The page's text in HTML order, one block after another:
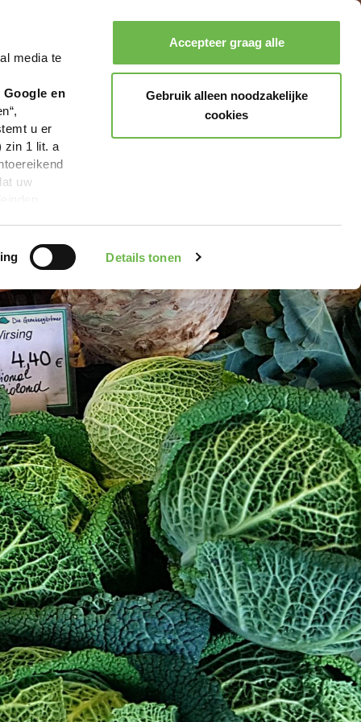
media te
en
u er
zin 1 lit. a
uw
Details tonen
Accepteer graag alle
Gebruik alleen noodzakelijke
cookies
Boeken Menu